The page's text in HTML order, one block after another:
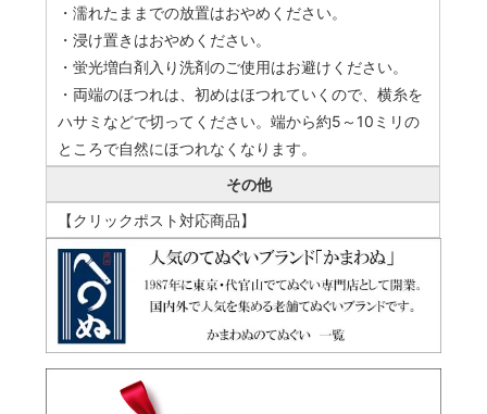
・濡れたままでの放置はおやめください。
・浸け置きはおやめください。
・蛍光増白剤入り洗剤のご使用はお避けください。
・両端のほつれは、初めはほつれていくので、横糸を
ハサミなどで切ってください。端から約5～10ミリの
ところで自然にほつれなくなります。
その他
【クリックポスト対応商品】